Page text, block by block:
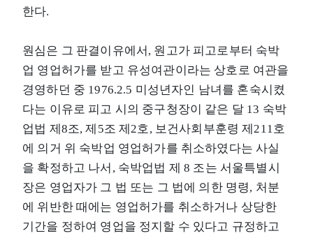
한다.
원심은 그 판결이유에서, 원고가 피고로부터 숙박
업 영업허가를 받고 유성여관이라는 상호로 여관을
경영하던 중 1976.2.5 미성년자인 남녀를 혼숙시켰
다는 이유로 피고 시의 중구청장이 같은 달 13 숙박
업법 제8조, 제5조 제2호, 보건사회부훈령 제211호
에 의거 위 숙박업 영업허가를 취소하였다는 사실
을 확정하고 나서, 숙박업법 제 8 조는 서울특별시
장은 영업자가 그 법 또는 그 법에 의한 명령, 처분
에 위반한 때에는 영업허가를 취소하거나 상당한
기간을 정하여 영업을 정지할 수 있다고 규정하고